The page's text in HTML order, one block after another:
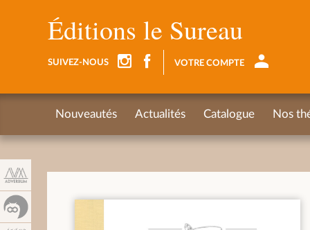
Éditions le Sureau
SUIVEZ-NOUS VOTRE COMPTE
Nouveautés Actualités Catalogue Nos